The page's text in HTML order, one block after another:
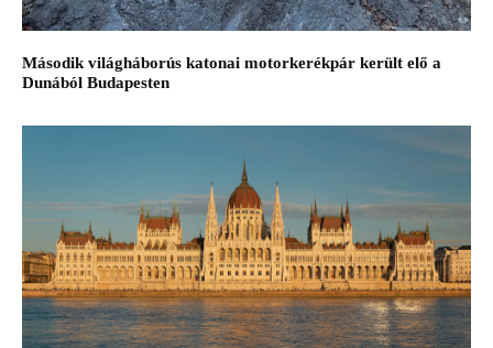
Második világháborús katonai motorkerékpár került elő a
Dunából Budapesten